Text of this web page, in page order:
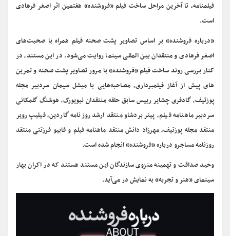
فیلمنامه، تا آخرین مراحل ساخت فیلم «فروشنده» هفتمین اثر اصغر فرهادی
است.
«درباره فروشنده» بر اساس تصاویر پشت صحنه فیلم همراه با صحبت‌های
اصغر فرهادی و منتقدان بین المللی سینما روایت می‌شود. در این مستند، در
کنار بررسی روند ساخت فیلم «فروشنده» با مرور تصاویر پشت صحنه و تمرین
های پیش از آغاز فیلمبرداری، مصاحبه‌هایی با میشل سیمان سردبیر مجله
پوزتیف، گادفری چشایر رییس سابق حلقه منتقدان نیویورک، هوشنگ گلمکانی
سردبیر ماهنامه فیلم، پیتر بردشاو منتقد ارشد روزنامه گاردین، فیلیپ رویر
منتقد مجله پوزتیف، مهرزاد دانش منتقد ماهنامه فیلم و فابیو فرزتتی منتقد
روزنامه مساجرو درباره «فروشنده» انجام شده است.
وحید صداقت و تهمینه منزوی سازندگان این مستند هستند که در اکران بهار
سینمای «هنر و تجربه» به نمایش در می‌آید.